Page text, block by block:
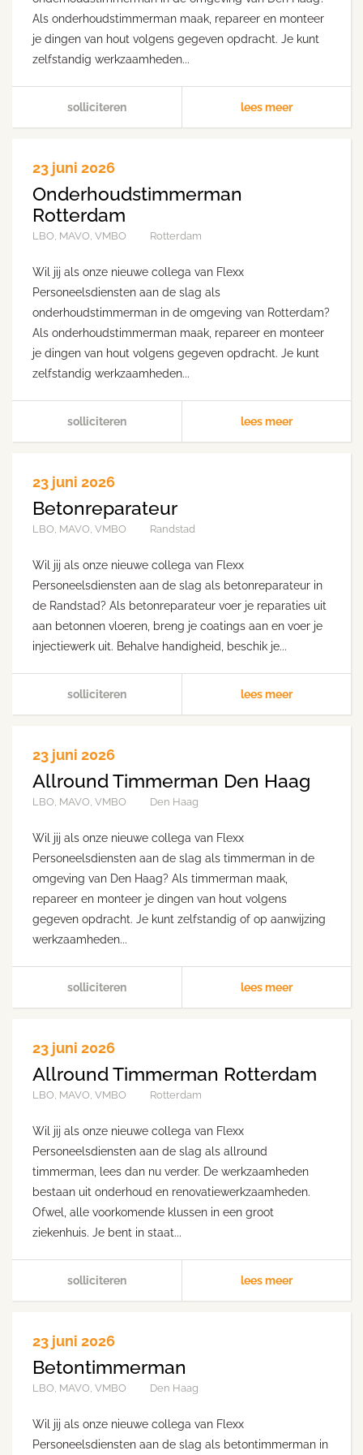
Als onderhoudstimmerman maak, repareer en monteer
je dingen van hout volgens gegeven opdracht. Je kunt
zelfstandig werkzaamheden...
solliciteren lees meer
23 juni 2026
Onderhoudstimmerman
Rotterdam
LBO, MAVO, VMBO Rotterdam
Wil jij als onze nieuwe collega van Flexx
Personeelsdiensten aan de slag als
onderhoudstimmerman in de omgeving van Rotterdam?
Als onderhoudstimmerman maak, repareer en monteer
je dingen van hout volgens gegeven opdracht. Je kunt
zelfstandig werkzaamheden...
solliciteren lees meer
23 juni 2026
Betonreparateur
LBO, MAVO, VMBO Randstad
Wil jij als onze nieuwe collega van Flexx
Personeelsdiensten aan de slag als betonreparateur in
de Randstad? Als betonreparateur voer je reparaties uit
aan betonnen vloeren, breng je coatings aan en voer je
injectiewerk uit. Behalve handigheid, beschik je...
solliciteren lees meer
23 juni 2026
Allround Timmerman Den Haag
LBO, MAVO, VMBO Den Haag
Wil jij als onze nieuwe collega van Flexx
Personeelsdiensten aan de slag als timmerman in de
omgeving van Den Haag? Als timmerman maak,
repareer en monteer je dingen van hout volgens
gegeven opdracht. Je kunt zelfstandig of op aanwijzing
werkzaamheden...
solliciteren lees meer
23 juni 2026
Allround Timmerman Rotterdam
LBO, MAVO, VMBO Rotterdam
Wil jij als onze nieuwe collega van Flexx
Personeelsdiensten aan de slag als allround
timmerman, lees dan nu verder. De werkzaamheden
bestaan uit onderhoud en renovatiewerkzaamheden.
Ofwel, alle voorkomende klussen in een groot
ziekenhuis. Je bent in staat...
solliciteren lees meer
23 juni 2026
Betontimmerman
LBO, MAVO, VMBO Den Haag
Wil jij als onze nieuwe collega van Flexx
Personeelsdiensten aan de slag als betontimmerman in